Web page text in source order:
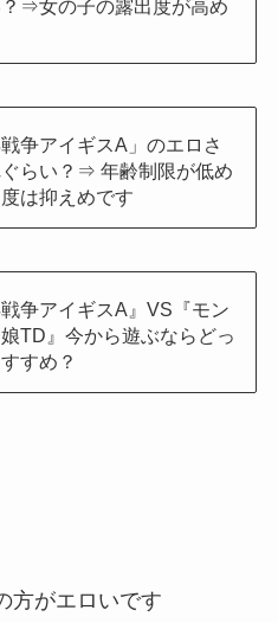
？⇒女の子の露出度が高め
戦争アイギスA」のエロさ
らい？⇒ 年齢制限が低め
は抑えめです
戦争アイギスA』VS『モン
TD』今から遊ぶならどっ
すめ？
方がエロいです